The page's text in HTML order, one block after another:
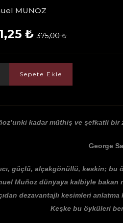
MUNOZ
₺ 375,00 ₺
Sepete Ekle
kadar müthiş ve şefkatli bir
George
güçlü, alçakgönüllü, keskin; bu
Muñoz dünyaya kalbiyle bakan
dezavantajlı kesimleri
Keşke bu öyküleri